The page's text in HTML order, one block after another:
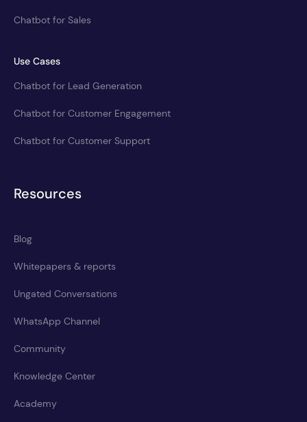
Chatbot for Sales
Use Cases
Chatbot for Lead Generation
Chatbot for Customer Engagement
Chatbot for Customer Support
Resources
Blog
Whitepapers & reports
Ungated Conversations
WhatsApp Channel
Community
Knowledge Center
Academy